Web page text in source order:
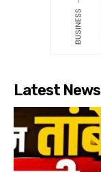
Latest News